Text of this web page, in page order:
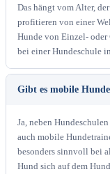
Das hängt vom Alter,
profitieren von einer
Hunde von Einzel- oder
bei einer Hundeschule
Gibt es mobile
Ja, neben
auch mobile
besonders sinnvoll bei
Hund sich auf dem